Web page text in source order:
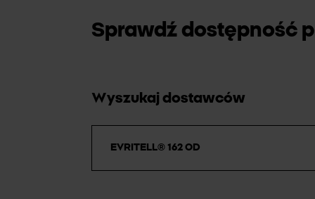
Sprawdź dostępność
Wyszukaj dostawców